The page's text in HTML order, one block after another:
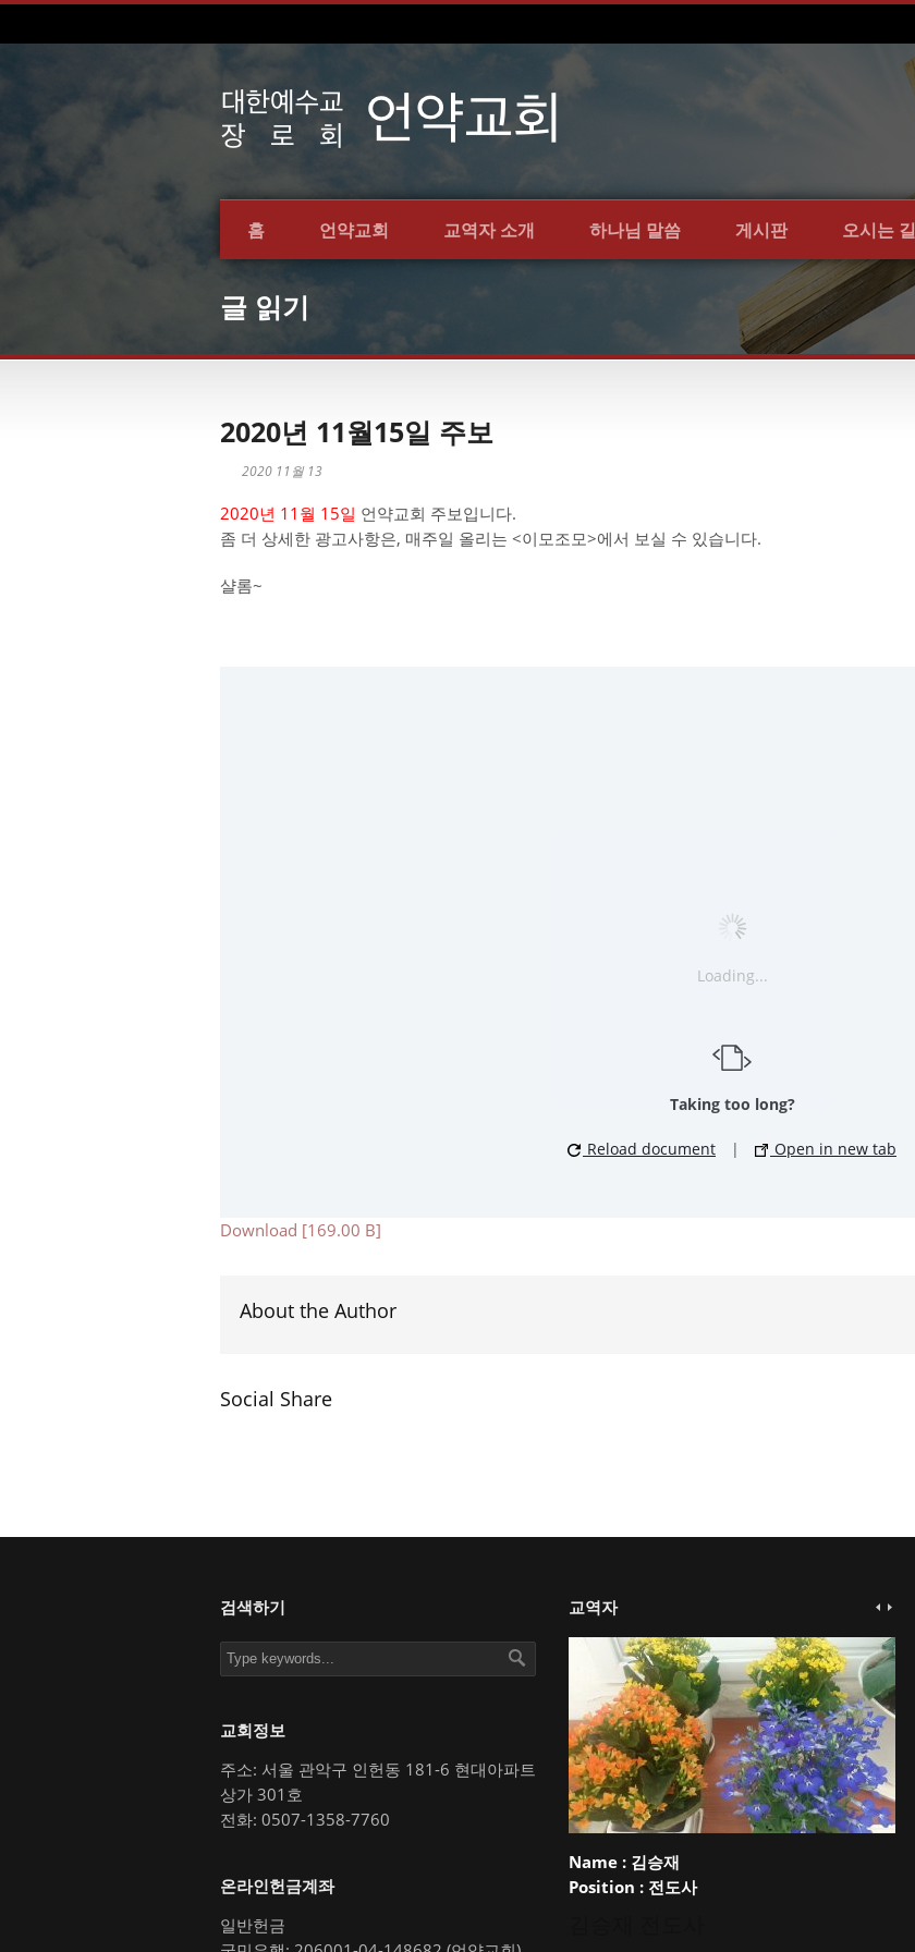
홈 언약교회 교역자 소개 하나님 말씀 게시판 오시는 길
글 읽기
2020년 11월15일 주보
2020 11월 13
2020년 11월 15일 언약교회 주보입니다.
좀 더 상세한 광고사항은, 매주일 올리는 <이모조모>에서 보실 수 있습니다.
샬롬~
Loading...
Taking too long?
Reload document | Open in new tab
Download [169.00 B]
About the Author
Social Share
검색하기
교회정보
주소: 서울 관악구 인헌동 181-6 현대아파트
상가 301호
전화: 0507-1358-7760
온라인헌금계좌
일반헌금
교역자
Name :김승재
Position :전도사